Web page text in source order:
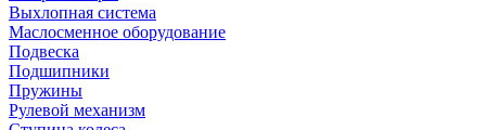
Выхлопная система
Маслосменное оборудование
Подвеска
Подшипники
Пружины
Рулевой механизм